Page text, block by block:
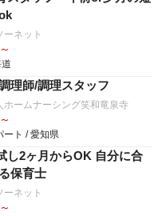
ーネット
理師/調理スタッフ
ホームナーシング笑和竜泉寺
ート / 愛知県
し2ヶ月からOK 自分に合
保育士
ーネット